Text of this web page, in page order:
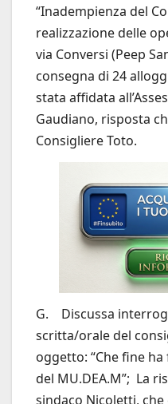
“Inadempienza del
realizzazione delle
via Conversi (Peep
consegna di 24
stata affidata
Gaudiano, risposta
Consigliere Toto.
G. Discussa
scritta/orale del
oggetto: “Che fine
del MU.DEA.M”; La
sindaco Nicoletti,